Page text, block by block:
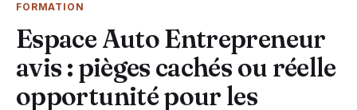
FORMATION
Espace Auto Entrepreneur
avis : pièges cachés ou réelle
opportunité pour les